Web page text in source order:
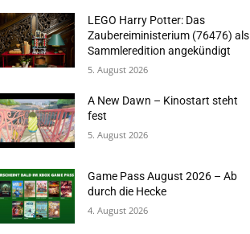
LEGO Harry Potter: Das
Zaubereiministerium (76476) als
Sammleredition angekündigt
5. August 2026
A New Dawn – Kinostart steht
fest
5. August 2026
Game Pass August 2026 – Ab
durch die Hecke
4. August 2026